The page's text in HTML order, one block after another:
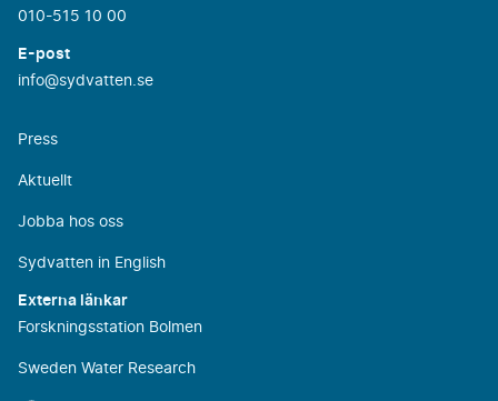
010-515 10 00
E-post
info@sydvatten.se
Press
Aktuellt
Jobba hos oss
Sydvatten in English
Externa länkar
Forskningsstation Bolmen
Sweden Water Research